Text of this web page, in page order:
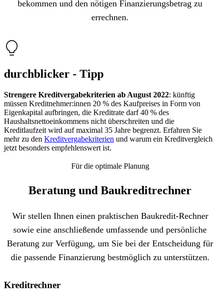
bekommen und den nötigen Finanzierungsbetrag zu
errechnen.
durchblicker - Tipp
Strengere Kreditvergabekriterien ab August 2022: künftig
müssen Kreditnehmer:innen 20 % des Kaufpreises in Form von
Eigenkapital aufbringen, die Kreditrate darf 40 % des
Haushaltsnettoeinkommens nicht überschreiten und die
Kreditlaufzeit wird auf maximal 35 Jahre begrenzt. Erfahren Sie
mehr zu den Kreditvergabekriterien und warum ein Kreditvergleich
jetzt besonders empfehlenswert ist.
Für die optimale Planung
Beratung und Baukredit­rechner
Wir stellen Ihnen einen praktischen Baukredit-Rechner
sowie eine anschließende umfassende und persönliche
Beratung zur Verfügung, um Sie bei der Entscheidung für
die passende Finanzierung bestmöglich zu unterstützen.
Kreditrechner